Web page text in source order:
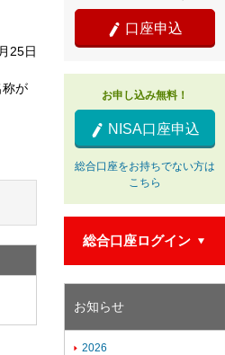
25日
称が
 口座申込
お申し込み無料！
 NISA口座申込
総合口座をお持ちでない方は
こちら
総合口座ログイン
お知らせ
 2026